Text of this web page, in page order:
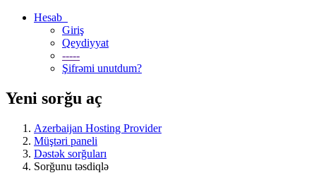
Hesab
Giriş
Qeydiyyat
-----
Şifrəmi unutdum?
Yeni sorğu aç
Azerbaijan Hosting Provider
Müştəri paneli
Dəstək sorğuları
Sorğunu təsdiqlə